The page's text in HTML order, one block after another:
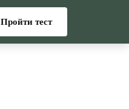
Пройти тест